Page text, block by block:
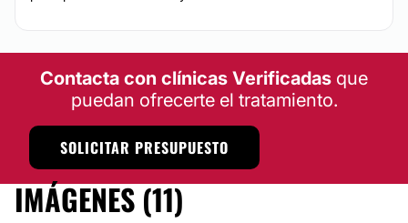
CIRUGÍA ÍNTIMA
Vaginoplastia
Himenoplastia
DERMATOLOGÍA
Contacta con clínicas Verificadas que
puedan ofrecerte el tratamiento.
SOLICITAR PRESUPUESTO
IMÁGENES (11)